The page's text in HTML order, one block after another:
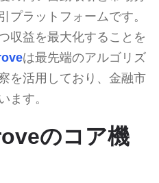
プラットフォームです。
収益を最大化することを
は最先端のアルゴリズ
を活用しており、金融市
ます。
のコア機